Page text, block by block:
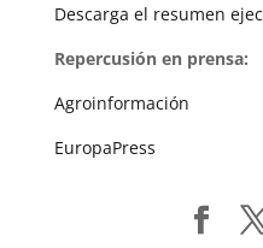
Descarga el resumen
Repercusión en prensa:
Agroinformación
EuropaPress